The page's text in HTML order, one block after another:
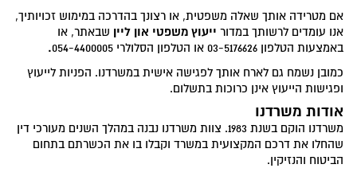
אם מטרידה אותך שאלה משפטית, או רצונך בהדרכה במימוש זכויותיך,
אנו עומדים לרשותך במדור ייעוץ משפטי און ליין שבאתר, או
באמצעות הטלפון 03-5176626 או הטלפון הסלולרי 054-4400005
.
כמובן נשמח גם לארח אותך לפגישה אישית במשרדנו. הפניות לייעוץ
ופגישות הייעוץ אינן כרוכות בתשלום.
אודות משרדנו
משרדנו הוקם בשנת 1983. צוות משרדנו נבנה במהלך השנים מעורכי דין
שהחלו את דרכם המקצועית במשרד וקבלו בו את הכשרתם בתחום
הביטוח והנזיקין.